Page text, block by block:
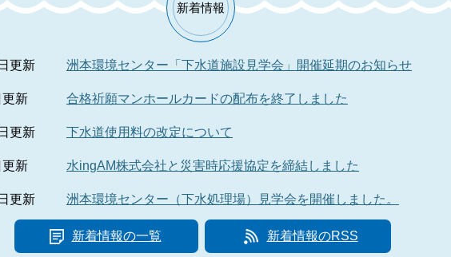
新着情報
更新 洲本環境センター「下水道施設見学会」開催延期のお知らせ
新 合格祈願マンホールカードの配布を終了しました
更新 下水道使用料の改定について
新 水ingAM株式会社と災害時応援協定を締結しました
更新 洲本環境センター（下水処理場）見学会を開催しました。
新着情報の一覧 新着情報のRSS